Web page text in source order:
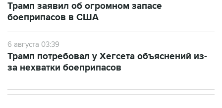
Трамп заявил об огромном запасе
боеприпасов в США
6 августа 03:39
Трамп потребовал у Хегсета объяснений из-
за нехватки боеприпасов